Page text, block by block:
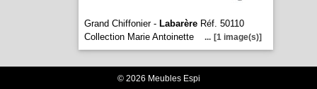
Grand Chiffonier - LabarèreRéf. 50110
Collection Marie Antoinette
... [1 image(s)]
© 2026 Meubles Espi